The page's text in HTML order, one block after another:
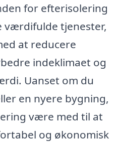
for efterisolering
værdifulde tjenester,
at reducere
indeklimaet og
Uanset om du
en nyere bygning,
være med til at
og økonomisk